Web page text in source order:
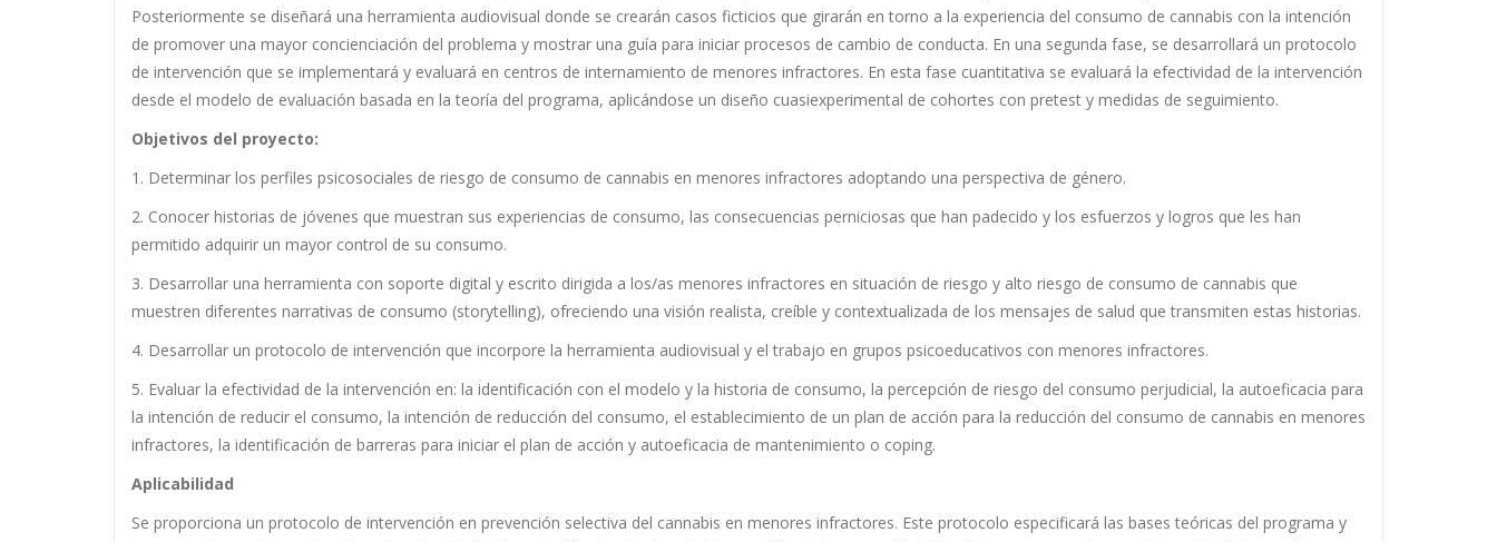
Posteriormente se diseñará una herramienta audiovisual donde se crearán casos ficticios que girarán en torno a la experiencia del consumo de cannabis con la intención
de promover una mayor concienciación del problema y mostrar una guía para iniciar procesos de cambio de conducta. En una segunda fase, se desarrollará un protocolo
de intervención que se implementará y evaluará en centros de internamiento de menores infractores. En esta fase cuantitativa se evaluará la efectividad de la intervención
desde el modelo de evaluación basada en la teoría del programa, aplicándose un diseño cuasiexperimental de cohortes con pretest y medidas de seguimiento.
Objetivos del proyecto:
1. Determinar los perfiles psicosociales de riesgo de consumo de cannabis en menores infractores adoptando una perspectiva de género.
2. Conocer historias de jóvenes que muestran sus experiencias de consumo, las consecuencias perniciosas que han padecido y los esfuerzos y logros que les han
permitido adquirir un mayor control de su consumo.
3. Desarrollar una herramienta con soporte digital y escrito dirigida a los/as menores infractores en situación de riesgo y alto riesgo de consumo de cannabis que
muestren diferentes narrativas de consumo (storytelling), ofreciendo una visión realista, creíble y contextualizada de los mensajes de salud que transmiten estas historias.
4. Desarrollar un protocolo de intervención que incorpore la herramienta audiovisual y el trabajo en grupos psicoeducativos con menores infractores.
5. Evaluar la efectividad de la intervención en: la identificación con el modelo y la historia de consumo, la percepción de riesgo del consumo perjudicial, la autoeficacia para
la intención de reducir el consumo, la intención de reducción del consumo, el establecimiento de un plan de acción para la reducción del consumo de cannabis en menores
infractores, la identificación de barreras para iniciar el plan de acción y autoeficacia de mantenimiento o coping.
Aplicabilidad
Se proporciona un protocolo de intervención en prevención selectiva del cannabis en menores infractores. Este protocolo especificará las bases teóricas del programa y